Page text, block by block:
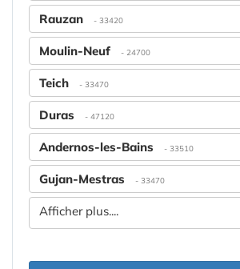
Rauzan - 33420
Moulin-Neuf - 24700
Teich - 33470
Duras - 47120
Andernos-les-Bains - 33510
Gujan-Mestras - 33470
Afficher plus....